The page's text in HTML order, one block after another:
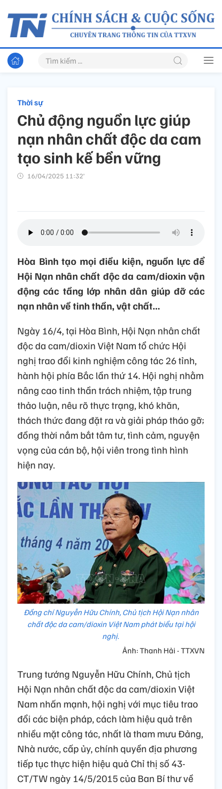
Thời sự
Chủ động nguồn lực giúp
nạn nhân chất độc da cam
tạo sinh kế bền vững
16/04/2025 11:32’
Hòa Bình tạo mọi điều kiện, nguồn lực để
Hội Nạn nhân chất độc da cam/dioxin vận
động các tầng lớp nhân dân giúp đỡ các
nạn nhân về tinh thần, vật chất...
Ngày 16/4, tại Hòa Bình, Hội Nạn nhân chất
độc da cam/dioxin Việt Nam tổ chức Hội
nghị trao đổi kinh nghiệm công tác 26 tỉnh,
hành hội phía Bắc lần thứ 14. Hội nghị nhằm
nâng cao tinh thần trách nhiệm, tập trung
thảo luận, nêu rõ thực trạng, khó khăn,
thách thức đang đặt ra và giải pháp tháo gỡ;
đồng thời nắm bắt tâm tư, tình cảm, nguyện
vọng của cán bộ, hội viên trong tình hình
hiện nay.
Đồng chí Nguyễn Hữu Chính, Chủ tịch Hội Nạn nhân
chất độc da cam/dioxin Việt Nam phát biểu tại hội
nghị.
Ảnh: Thanh Hải - TTXVN
Trung tướng Nguyễn Hữu Chính, Chủ tịch
Hội Nạn nhân chất độc da cam/dioxin Việt
Nam nhấn mạnh, hội nghị với mục tiêu trao
đổi các biện pháp, cách làm hiệu quả trên
nhiều mặt công tác, nhất là tham mưu Đảng,
Nhà nước, cấp ủy, chính quyền địa phương
tiếp tục thực hiện hiệu quả Chỉ thị số 43-
CT/TW ngày 14/5/2015 của Ban Bí thư về